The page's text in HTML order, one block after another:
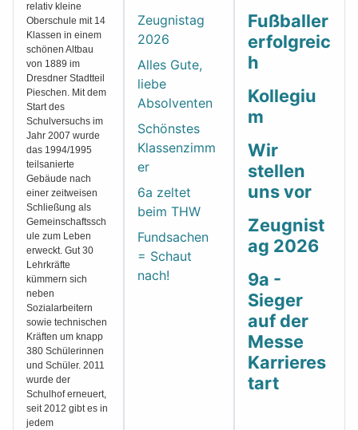
relativ kleine
Oberschule mit 14
Klassen in einem
schönen Altbau
von 1889 im
Dresdner Stadtteil
Pieschen. Mit dem
Start des
Schulversuchs im
Jahr 2007 wurde
das 1994/1995
teilsanierte
Gebäude nach
einer zeitweisen
Schließung als
Gemeinschaftssch
ule zum Leben
erweckt. Gut 30
Lehrkräfte
kümmern sich
neben
Sozialarbeitern
sowie technischen
Kräften um knapp
380 Schülerinnen
und Schüler. 2011
wurde der
Schulhof erneuert,
seit 2012 gibt es in
jedem
Zeugnistag
2026
Alles Gute,
liebe
Absolventen
Schönstes
Klassenzimm
er
6a zeltet
beim THW
Fundsachen
= Schaut
nach!
Fußballer
erfolgreic
h
Kollegiu
m
Wir
stellen
uns vor
Zeugnist
ag 2026
9a -
Sieger
auf der
Messe
Karrieres
tart